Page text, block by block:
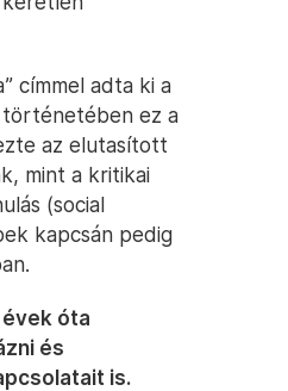
címmel adta ki a
történetében ez a
az elutasított
mint a kritikai
(social
kapcsán pedig
óta
és
is.